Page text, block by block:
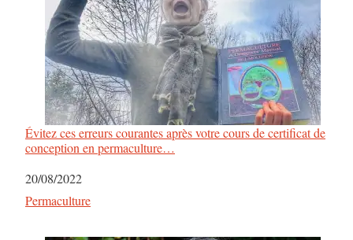
Évitez ces erreurs courantes après votre cours de certificat de
conception en permaculture…
Date
20/08/2022
Par rapport à
Permaculture